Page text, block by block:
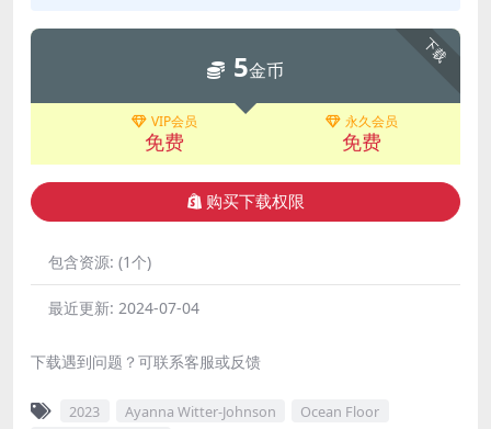
下载
5金币
VIP会员
免费
永久会员
免费
购买下载权限
包含资源: (1个)
最近更新: 2024-07-04
下载遇到问题？可联系客服或反馈
2023 Ayanna Witter-Johnson
Ocean Floor